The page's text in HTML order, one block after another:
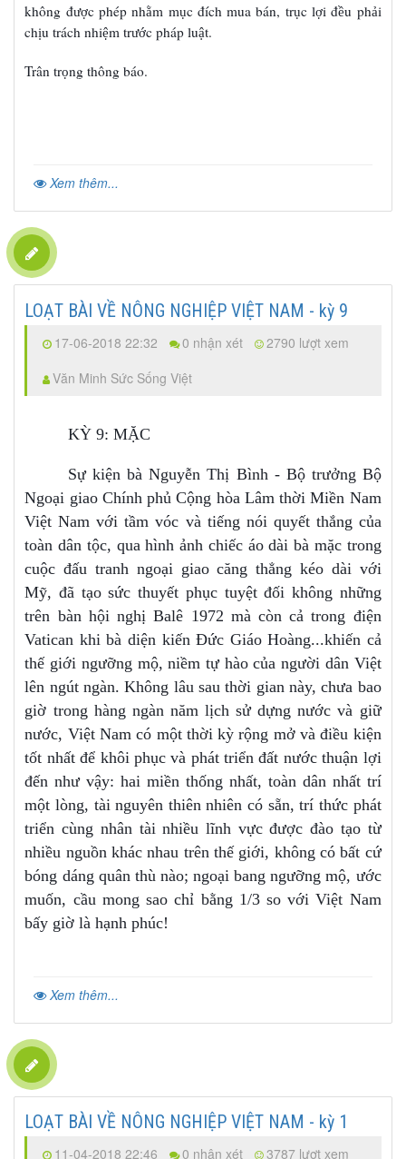
không được phép nhằm mục đích mua bán, trục lợi đều phải
chịu trách nhiệm trước pháp luật.
Trân trọng thông báo.
Xem thêm...
LOẠT BÀI VỀ NÔNG NGHIỆP VIỆT NAM - kỳ 9
17-06-2018 22:32 0 nhận xét
2790 lượt xem
Văn Minh Sức Sống Việt
KỲ 9: MẶC
Sự kiện bà Nguyễn Thị Bình - Bộ trưởng Bộ
Ngoại giao Chính phủ Cộng hòa Lâm thời Miền Nam
Việt Nam với tầm vóc và tiếng nói quyết thắng của
toàn dân tộc, qua hình ảnh chiếc áo dài bà mặc trong
cuộc đấu tranh ngoại giao căng thẳng kéo dài với
Mỹ, đã tạo sức thuyết phục tuyệt đối không những
trên bàn hội nghị Balê 1972 mà còn cả trong điện
Vatican khi bà diện kiến Đức Giáo Hoàng...khiến cả
thế giới ngưỡng mộ, niềm tự hào của người dân Việt
lên ngút ngàn. Không lâu sau thời gian này, chưa bao
giờ trong hàng ngàn năm lịch sử dựng nước và giữ
nước, Việt Nam có một thời kỳ rộng mở và điều kiện
tốt nhất để khôi phục và phát triển đất nước thuận lợi
đến như vậy: hai miền thống nhất, toàn dân nhất trí
một lòng, tài nguyên thiên nhiên có sẵn, trí thức phát
triển cùng nhân tài nhiều lĩnh vực được đào tạo từ
nhiều nguồn khác nhau trên thế giới, không có bất cứ
bóng dáng quân thù nào; ngoại bang ngưỡng mộ, ước
muốn, cầu mong sao chỉ bằng 1/3 so với Việt Nam
bấy giờ là hạnh phúc!
Xem thêm...
LOẠT BÀI VỀ NÔNG NGHIỆP VIỆT NAM - kỳ 1
11-04-2018 22:46 0 nhận xét
3787 lượt xem